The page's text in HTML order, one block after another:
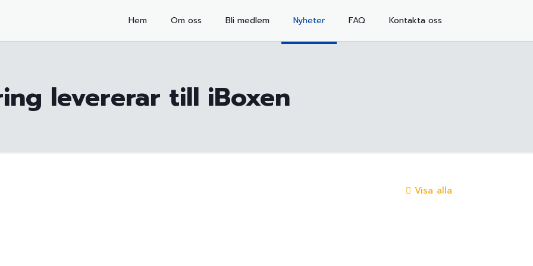
Hem Om oss Bli medlem Nyheter FAQ Kontakta oss
levererar till iBoxen
Visa alla